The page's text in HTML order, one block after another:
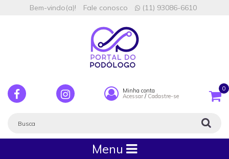
Bem-vindo(a)! Fale conosco (11) 93086-6610
Minha conta
Acessar / Cadastre-se
0
Menu